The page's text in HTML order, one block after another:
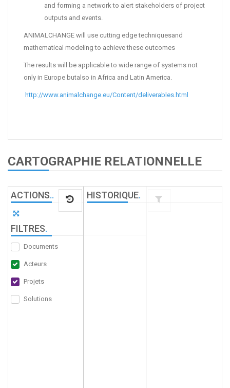
and forming a network to alert stakeholders of project
outputs and events.
ANIMALCHANGE will use cutting edge techniquesand
mathematical modeling to achieve these outcomes
The results will be applicable to wide range of systems not
only in Europe butalso in Africa and Latin America.
http://www.animalchange.eu/Content/deliverables.html
CARTOGRAPHIE RELATIONNELLE
ACTIONS..
FILTRES.
Documents
Acteurs
Projets
Solutions
HISTORIQUE.